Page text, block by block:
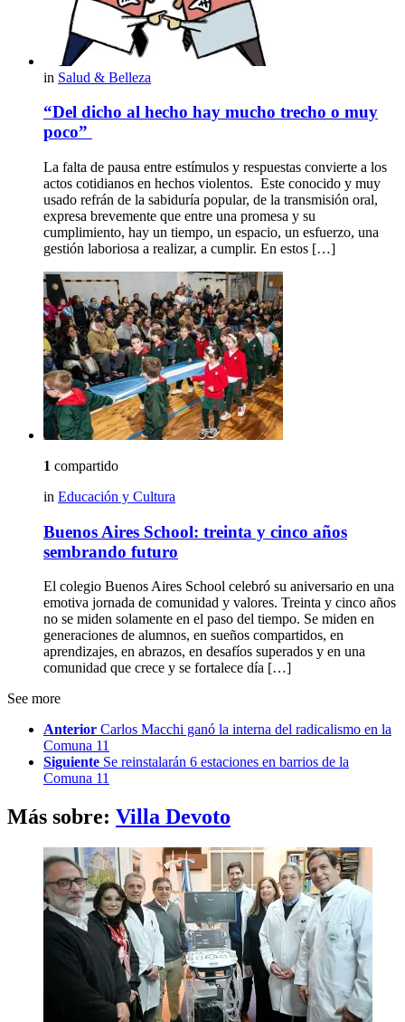
in Salud & Belleza
“Del dicho al hecho hay mucho trecho o muy
poco”
La falta de pausa entre estímulos y respuestas convierte a los
actos cotidianos en hechos violentos. Este conocido y muy
usado refrán de la sabiduría popular, de la transmisión oral,
expresa brevemente que entre una promesa y su
cumplimiento, hay un tiempo, un espacio, un esfuerzo, una
gestión laboriosa a realizar, a cumplir. En estos […]
1 compartido
in Educación y Cultura
Buenos Aires School: treinta y cinco años
sembrando futuro
El colegio Buenos Aires School celebró su aniversario en una
emotiva jornada de comunidad y valores. Treinta y cinco años
no se miden solamente en el paso del tiempo. Se miden en
generaciones de alumnos, en sueños compartidos, en
aprendizajes, en abrazos, en desafíos superados y en una
comunidad que crece y se fortalece día […]
See more
Anterior Carlos Macchi ganó la interna del radicalismo en la
Comuna 11
Siguiente Se reinstalarán 6 estaciones en barrios de la
Comuna 11
Más sobre: Villa Devoto